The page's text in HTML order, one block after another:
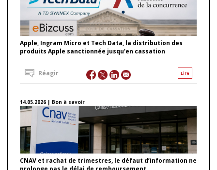
Apple, Ingram Micro et Tech Data, la distribution des
produits Apple sanctionnée jusqu’en cassation
Lire
Réagir
14.05.2026 | Bon à savoir
CNAV et rachat de trimestres, le défaut d’information ne